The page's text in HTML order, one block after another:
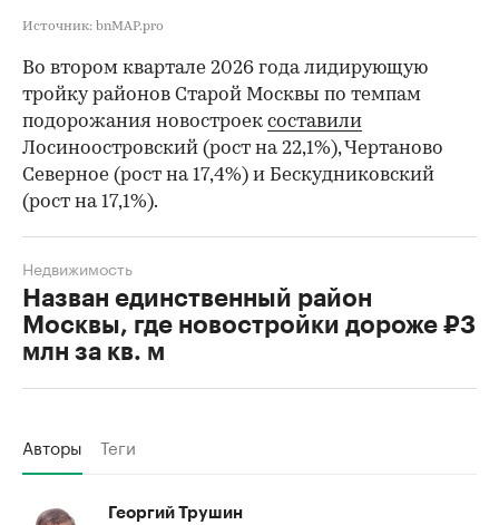
Источник: bnMAP.pro
Во втором квартале 2026 года лидирующую
тройку районов Старой Москвы по темпам
подорожания новостроек составили
Лосиноостровский (рост на 22,1%), Чертаново
Северное (рост на 17,4%) и Бескудниковский
(рост на 17,1%).
Назван единственный район
Москвы, где новостройки дороже ₽3
млн за кв. м
Недвижимость
Авторы Теги
Георгий Трушин